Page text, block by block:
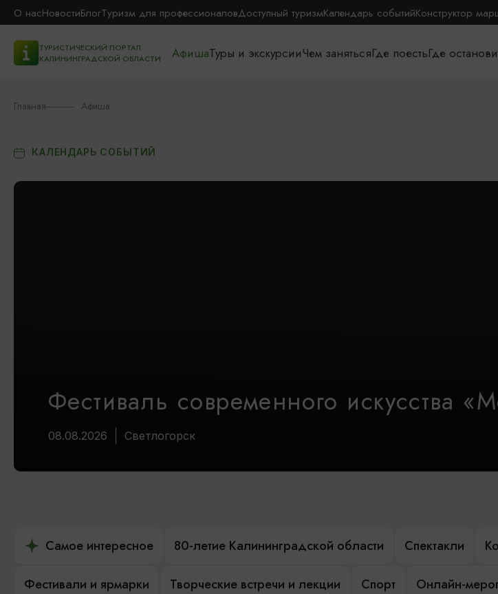
О насНовостиБлогТуризм для профессионаловДоступный туризмКалендарь событийКонструктор
ТУРИСТИЧЕСКИЙ ПОРТАЛ
КАЛИНИНГРАДСКОЙ ОБЛАСТИ
АфишаТуры и экскурсииЧем занятьсяГде поестьГде
Главная Афиша
КАЛЕНДАРЬ СОБЫТИЙ
Фестиваль современного искусства
08.08.2026 Светлогорск
Самое интересное 80-летие Калининградской области Спектакли
Фестивали и ярмарки Творческие встречи и лекции Спорт Онлайн-